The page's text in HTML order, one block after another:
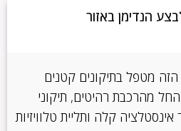
הנדימן באזור
מטפל בתיקונים קטנים
מהרכבת רהיטים, תיקוני
קלה ותליית טלוויזיות